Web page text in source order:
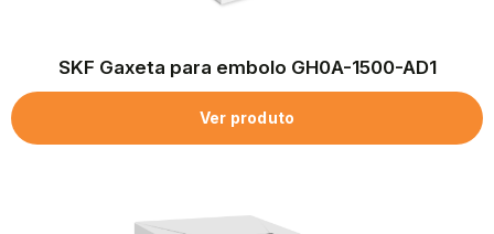
SKF Gaxeta para embolo GH0A-1500-AD1
Ver produto